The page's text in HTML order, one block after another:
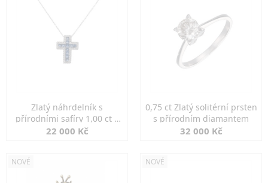
Zlatý náhrdelník s
přírodními safíry 1,00 ct a
diamanty
22 000 Kč
0,75 ct Zlatý solitérní prsten
s přírodním diamantem
32 000 Kč
NOVÉ NOVÉ